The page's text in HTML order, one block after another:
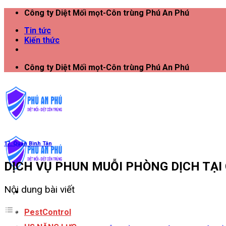
Công ty Diệt Mối mọt-Côn trùng Phú An Phú
Tin tức
Kiến thức
Công ty Diệt Mối mọt-Côn trùng Phú An Phú
PestControl
17. Quận Bình Tân
DỊCH VỤ PHUN MUỖI PHÒNG DỊCH
Nội dung bài viết